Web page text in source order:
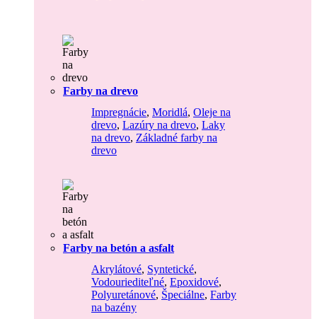
Farby na drevo
Impregnácie, Moridlá, Oleje na
drevo, Lazúry na drevo, Laky
na drevo, Základné farby na
drevo
Farby na betón a asfalt
Akrylátové, Syntetické,
Vodouriediteľné, Epoxidové,
Polyuretánové, Špeciálne, Farby
na bazény